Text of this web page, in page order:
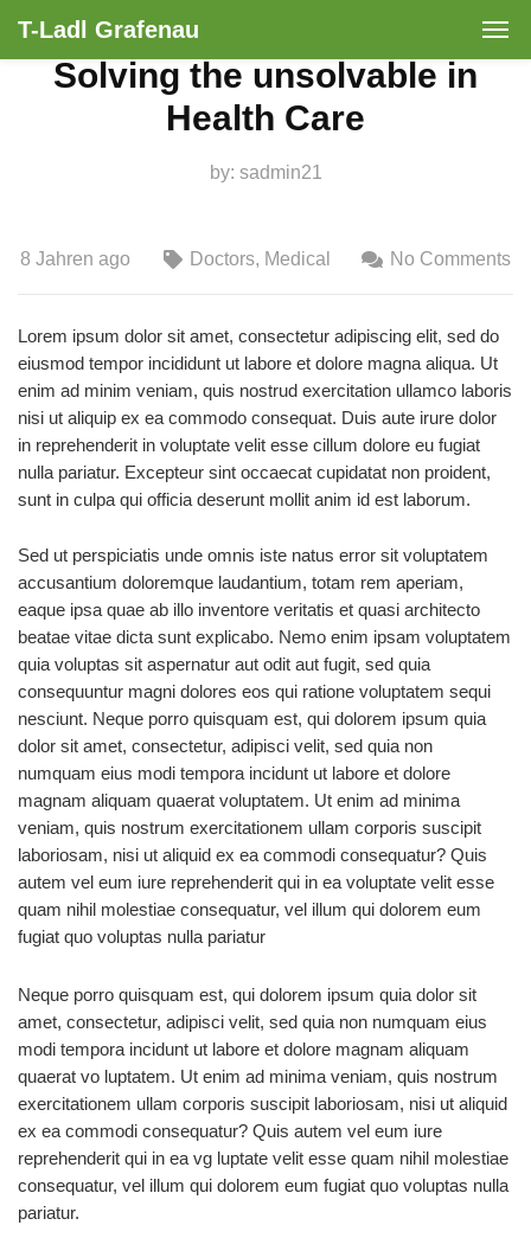
T-Ladl Grafenau
Solving the unsolvable in
Health Care
by: sadmin21
8 Jahren ago Doctors, Medical No Comments
Lorem ipsum dolor sit amet, consectetur adipiscing elit, sed do
eiusmod tempor incididunt ut labore et dolore magna aliqua. Ut
enim ad minim veniam, quis nostrud exercitation ullamco laboris
nisi ut aliquip ex ea commodo consequat. Duis aute irure dolor
in reprehenderit in voluptate velit esse cillum dolore eu fugiat
nulla pariatur. Excepteur sint occaecat cupidatat non proident,
sunt in culpa qui officia deserunt mollit anim id est laborum.
Sed ut perspiciatis unde omnis iste natus error sit voluptatem
accusantium doloremque laudantium, totam rem aperiam,
eaque ipsa quae ab illo inventore veritatis et quasi architecto
beatae vitae dicta sunt explicabo. Nemo enim ipsam voluptatem
quia voluptas sit aspernatur aut odit aut fugit, sed quia
consequuntur magni dolores eos qui ratione voluptatem sequi
nesciunt. Neque porro quisquam est, qui dolorem ipsum quia
dolor sit amet, consectetur, adipisci velit, sed quia non
numquam eius modi tempora incidunt ut labore et dolore
magnam aliquam quaerat voluptatem. Ut enim ad minima
veniam, quis nostrum exercitationem ullam corporis suscipit
laboriosam, nisi ut aliquid ex ea commodi consequatur? Quis
autem vel eum iure reprehenderit qui in ea voluptate velit esse
quam nihil molestiae consequatur, vel illum qui dolorem eum
fugiat quo voluptas nulla pariatur
Neque porro quisquam est, qui dolorem ipsum quia dolor sit
amet, consectetur, adipisci velit, sed quia non numquam eius
modi tempora incidunt ut labore et dolore magnam aliquam
quaerat vo luptatem. Ut enim ad minima veniam, quis nostrum
exercitationem ullam corporis suscipit laboriosam, nisi ut aliquid
ex ea commodi consequatur? Quis autem vel eum iure
reprehenderit qui in ea vg luptate velit esse quam nihil molestiae
consequatur, vel illum qui dolorem eum fugiat quo voluptas nulla
pariatur.